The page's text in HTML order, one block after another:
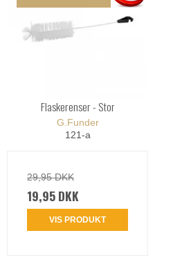
Flaskerenser - Stor
G.Funder
121-a
29,95 DKK
19,95 DKK
VIS PRODUKT